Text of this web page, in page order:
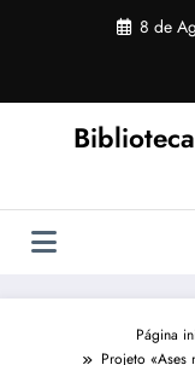
8 de
Página
Projeto «Ases